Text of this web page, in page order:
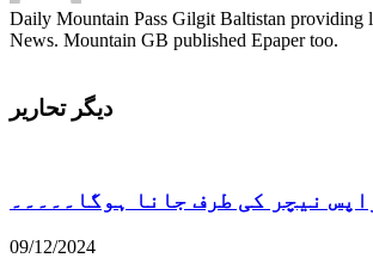
Daily Mountain Pass Gilgit Baltistan providing
News. Mountain GB published Epaper too.
دیگر تحاریر
نیچر کی طرف جانا ہوگا۔۔۔۔۔
09/12/2024